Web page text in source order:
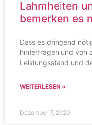
Lahmheiten
bemerken es
Dass es dringend
hinterfragen und von
Leistungsstand und
WEITERLESEN »
Dezember 7, 2020